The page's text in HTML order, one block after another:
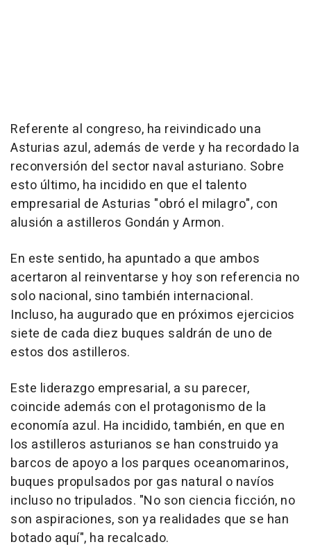
Referente al congreso, ha reivindicado una
Asturias azul, además de verde y ha recordado la
reconversión del sector naval asturiano. Sobre
esto último, ha incidido en que el talento
empresarial de Asturias "obró el milagro", con
alusión a astilleros Gondán y Armon.
En este sentido, ha apuntado a que ambos
acertaron al reinventarse y hoy son referencia no
solo nacional, sino también internacional.
Incluso, ha augurado que en próximos ejercicios
siete de cada diez buques saldrán de uno de
estos dos astilleros.
Este liderazgo empresarial, a su parecer,
coincide además con el protagonismo de la
economía azul. Ha incidido, también, en que en
los astilleros asturianos se han construido ya
barcos de apoyo a los parques oceanomarinos,
buques propulsados por gas natural o navíos
incluso no tripulados. "No son ciencia ficción, no
son aspiraciones, son ya realidades que se han
botado aquí", ha recalcado.